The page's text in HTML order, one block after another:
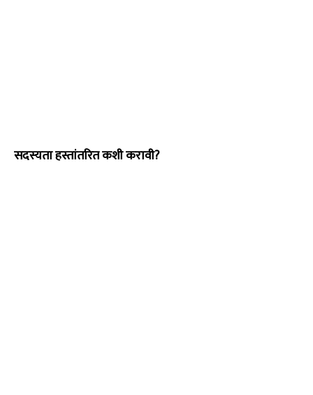
सदस्यता हस्तांतरित कशी करावी?